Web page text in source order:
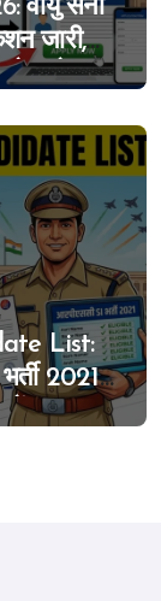
वायु सेना
जारी,
से आवेदन
List:
2021
अपना